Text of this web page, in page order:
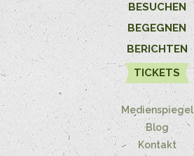
BESUCHEN
BEGEGNEN
BERICHTEN
TICKETS
Medienspiegel
Blog
Kontakt